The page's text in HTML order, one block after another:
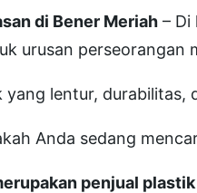
di Bener Meriah – Di
urusan perseorangan
lentur, durabilitas,
Anda sedang
penjual